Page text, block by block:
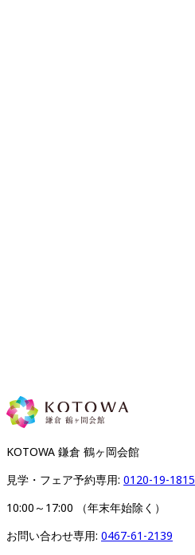
KOTOWA 鎌倉 鶴ヶ岡会館
見学・フェア予約専用: 0120-19-1815
10:00～17:00 （年末年始除く）
お問い合わせ専用: 0467-61-2139